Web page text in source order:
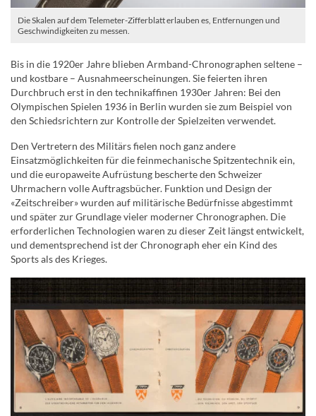
Die Skalen auf dem Telemeter-Zifferblatt erlauben es, Entfernungen und
Geschwindigkeiten zu messen.
Bis in die 1920er Jahre blieben Armband-Chronographen seltene –
und kostbare – Ausnahmeerscheinungen. Sie feierten ihren
Durchbruch erst in den technikaffinen 1930er Jahren: Bei den
Olympischen Spielen 1936 in Berlin wurden sie zum Beispiel von
den Schiedsrichtern zur Kontrolle der Spielzeiten verwendet.
Den Vertretern des Militärs fielen noch ganz andere
Einsatzmöglichkeiten für die feinmechanische Spitzentechnik ein,
und die europaweite Aufrüstung bescherte den Schweizer
Uhrmachern volle Auftragsbücher. Funktion und Design der
«Zeitschreiber» wurden auf militärische Bedürfnisse abgestimmt
und später zur Grundlage vieler moderner Chronographen. Die
erforderlichen Technologien waren zu dieser Zeit längst entwickelt,
und dementsprechend ist der Chronograph eher ein Kind des
Sports als des Krieges.